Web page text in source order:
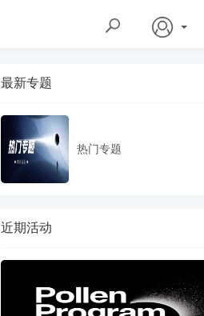
最新专题
热门专题
近期活动